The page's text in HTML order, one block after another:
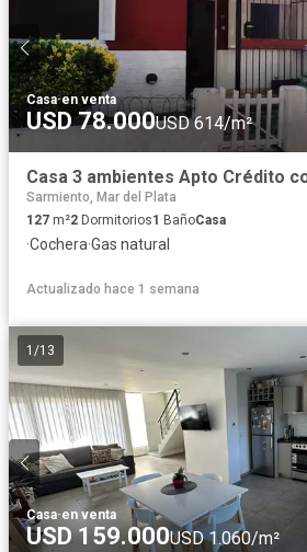
Casa·en venta
USD 78.000USD 614/m²
Sarmiento, Mar del Plata
127 m²2 Dormitorios1 BañoCasa
·Cochera·Gas natural
Actualizado hace 1 semana
1 /13
Casa·en venta
USD 159.000USD 1.060/m²